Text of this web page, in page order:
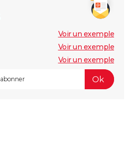
Voir un exemple
Voir un exemple
Voir un exemple